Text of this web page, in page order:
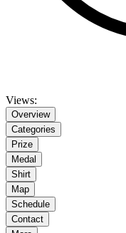
Views:
Overview
Categories
Prize
Medal
Shirt
Map
Schedule
Contact